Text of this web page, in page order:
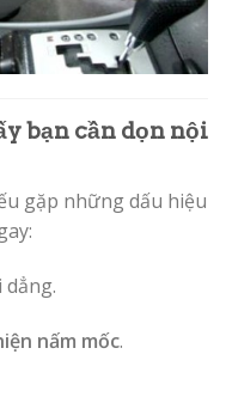
bạn cần dọn nội
gặp những dấu hiệu
dẳng.
nấm mốc.